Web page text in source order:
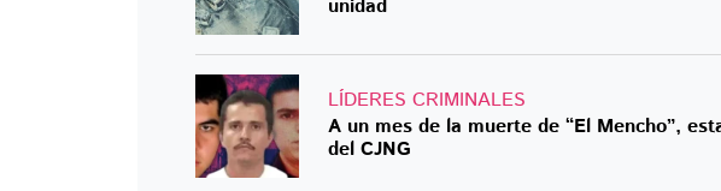
unidad
LÍDERES CRIMINALES
A un mes de la muerte de “El Mencho”,
del CJNG